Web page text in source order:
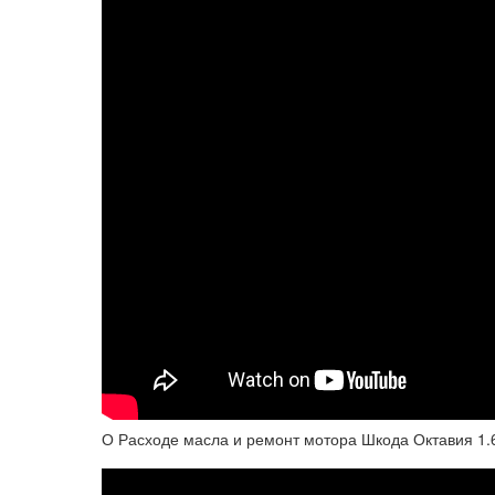
О Расходе масла и ремонт мотора Шкода Октавия